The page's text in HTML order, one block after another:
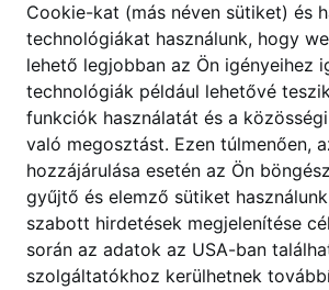
Letöltés PDF
Keresés
Adatvédelmi irányelvek megtekintése
Cookie-kat (más néven sütiket) és
technológiákat használunk, hogy
lehető legjobban az Ön igényeihez
technológiák például lehetővé
funkciók használatát és a
való megosztást. Ezen túlmenően,
hozzájárulása esetén az Ön
gyűjtő és elemző sütiket
szabott hirdetések megjelenítése
során az adatok az USA-ban
szolgáltatókhoz kerülhetnek